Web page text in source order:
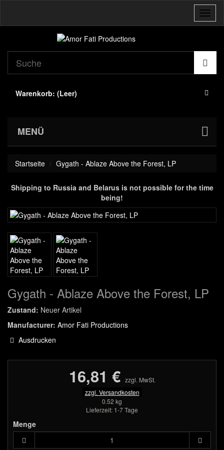
Warenkorb: (Leer)
MENÜ
Startseite Gygath - Ablaze Above the Forest, LP
Shipping to Russia and Belarus is not possible for the time
being!
Gygath - Ablaze Above the Forest, LP
Zustand: Neuer Artikel
Manufacturer: Amor Fati Productions
Ausdrucken
16,81 € zzgl. MwSt.
zzgl. Versandkosten
0.52 kg
Lieferzeit: 1-7 Tage
Menge